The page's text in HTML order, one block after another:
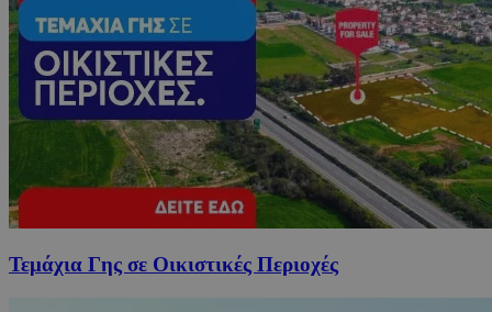
Τεμάχια Γης σε Οικιστικές Περιοχές